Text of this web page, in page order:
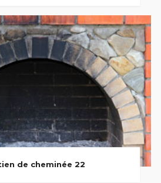
de cheminée 22